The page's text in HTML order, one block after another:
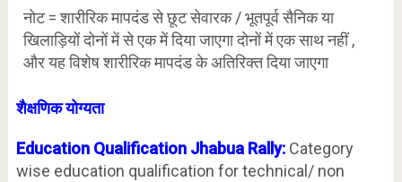
नोट = शारीरिक मापदंड से छूट सेवारक / भूतपूर्व सैनिक या
खिलाड़ियों दोनों में से एक में दिया जाएगा दोनों में एक साथ नहीं ,
और यह विशेष शारीरिक मापदंड के अतिरिक्त दिया जाएगा
शैक्षणिक योग्यता
Education Qualification Jhabua Rally: Category
wise education qualification for technical/ non